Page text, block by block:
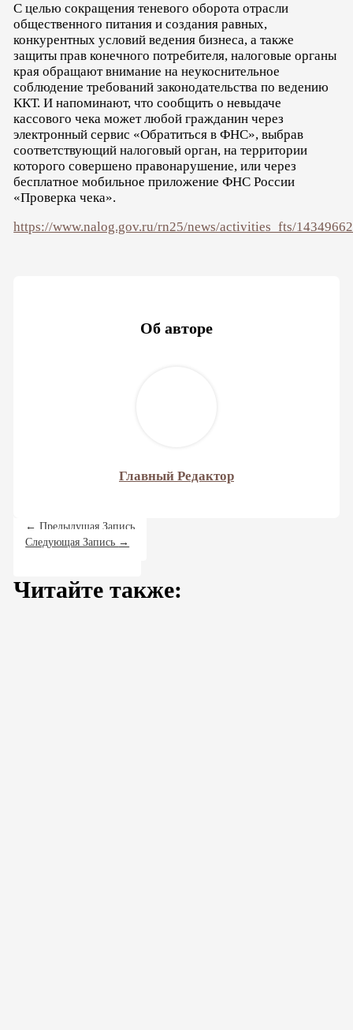
С целью сокращения теневого оборота отрасли
общественного питания и создания равных,
конкурентных условий ведения бизнеса, а также
защиты прав конечного потребителя, налоговые органы
края обращают внимание на неукоснительное
соблюдение требований законодательства по ведению
ККТ. И напоминают, что сообщить о невыдаче
кассового чека может любой гражданин через
электронный сервис «Обратиться в ФНС», выбрав
соответствующий налоговый орган, на территории
которого совершено правонарушение, или через
бесплатное мобильное приложение ФНС России
«Проверка чека».
https://www.nalog.gov.ru/rn25/news/activities_fts/
Об авторе
Главный Редактор
← Предыдущая Запись
Следующая Запись →
Читайте также: